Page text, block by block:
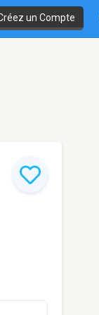
un Compte